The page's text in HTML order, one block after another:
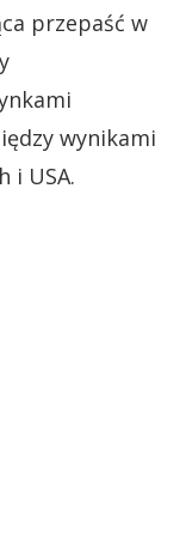
przepaść w
wynikami
i USA.